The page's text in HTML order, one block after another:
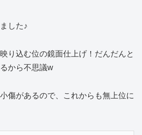
した♪
り込む位の鏡面仕上げ！だんだんと
から不思議w
傷があるので、これからも無上位に